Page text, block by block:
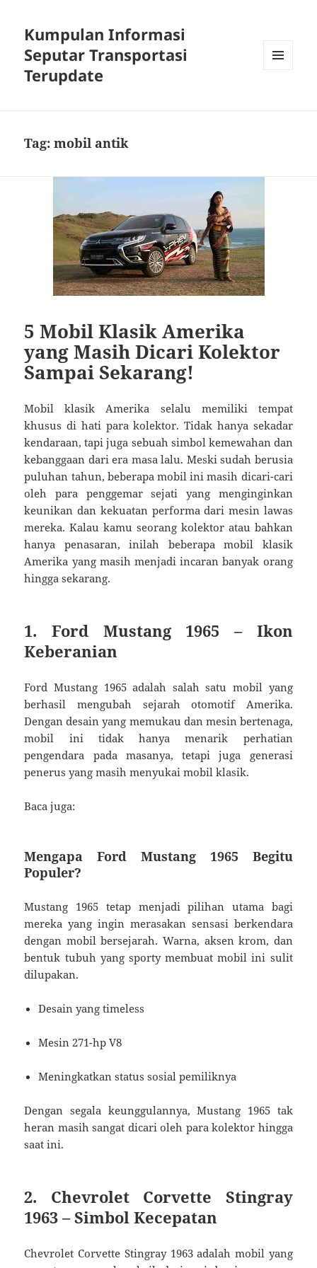
Kumpulan Informasi
Seputar Transportasi
Terupdate
Tag:mobil antik
5 Mobil Klasik Amerika
yang Masih Dicari Kolektor
Sampai Sekarang!
Mobil klasik Amerika selalu memiliki tempat
khusus di hati para kolektor. Tidak hanya sekadar
kendaraan, tapi juga sebuah simbol kemewahan dan
kebanggaan dari era masa lalu. Meski sudah berusia
puluhan tahun, beberapa mobil ini masih dicari-cari
oleh para penggemar sejati yang menginginkan
keunikan dan kekuatan performa dari mesin lawas
mereka. Kalau kamu seorang kolektor atau bahkan
hanya penasaran, inilah beberapa mobil klasik
Amerika yang masih menjadi incaran banyak orang
hingga sekarang.
1. Ford Mustang 1965 – Ikon
Keberanian
Ford Mustang 1965 adalah salah satu mobil yang
berhasil mengubah sejarah otomotif Amerika.
Dengan desain yang memukau dan mesin bertenaga,
mobil ini tidak hanya menarik perhatian
pengendara pada masanya, tetapi juga generasi
penerus yang masih menyukai mobil klasik.
Baca juga:
Mengapa Ford Mustang 1965 Begitu
Populer?
Mustang 1965 tetap menjadi pilihan utama bagi
mereka yang ingin merasakan sensasi berkendara
dengan mobil bersejarah. Warna, aksen krom, dan
bentuk tubuh yang sporty membuat mobil ini sulit
dilupakan.
Desain yang timeless
Mesin 271-hp V8
Meningkatkan status sosial pemiliknya
Dengan segala keunggulannya, Mustang 1965 tak
heran masih sangat dicari oleh para kolektor hingga
saat ini.
2. Chevrolet Corvette Stingray
1963 – Simbol Kecepatan
Chevrolet Corvette Stingray 1963 adalah mobil yang